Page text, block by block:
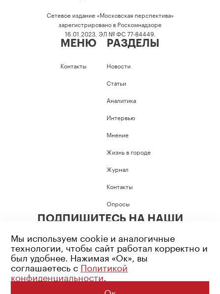
Сетевое издание «Московская перспектива»
зарегистрировано в Роскомнадзоре
16.01.2023, ЭЛ № ФС 77-84449.
МЕНЮ
Контакты
РАЗДЕЛЫ
Новости
Статьи
Аналитика
Интервью
Мнение
Жизнь в городе
Журнал
Контакты
Опросы
ПОДПИШИТЕСЬ НА НАШИ
Возрастное ограничение: 16+
Политика конфиденциальности
Мы используем cookie и аналогичные
технологии, чтобы сайт работал корректно и
был удобнее. Нажимая «Ок», вы
соглашаетесь с Политикой
конфиденциальности.